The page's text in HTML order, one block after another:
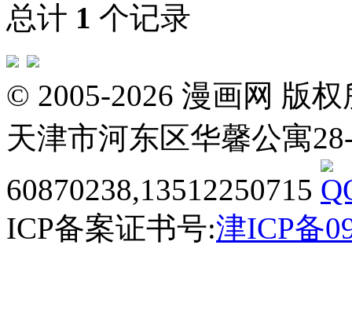
总计 1 个记录
© 2005-2026 漫画网 版
天津市河东区华馨公寓
60870238,13512250715
ICP备案证书号:津ICP备